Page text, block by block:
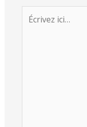
Écrivez
ici…